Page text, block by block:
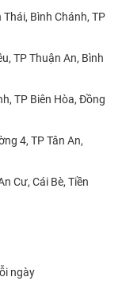
Bình Chánh, TP
TP Thuận An, Bình
TP Biên Hòa, Đồng
4, TP Tân An,
Cư, Cái Bè, Tiền
ngày